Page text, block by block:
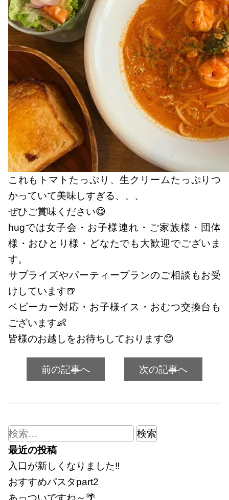
これもトマトたっぷり、生クリームたっぷりつ
かっていて美味しすぎる、、、
ぜひご賞味ください😋
hugでは女子会・お子様連れ・ご家族様・団体
様・おひとり様・どなたでも大歓迎でございま
す。
サプライズやパーティープランのご相談もお受
けしています🍺
ベビーカー対応・お子様イス・おむつ交換台も
ございます👶
皆様のお越しをお待ちしております😊
前の記事へ 次の記事へ
検
索:
最近の投稿
入口が新しくなりました‼
おすすめパスタpart2
あっついですね～🌴